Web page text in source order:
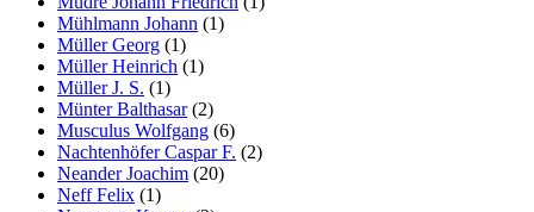
Mühlmann Johann (1)
Müller Georg (1)
Müller Heinrich (1)
Müller J. S. (1)
Münter Balthasar(2)
Musculus Wolfgang (6)
Nachtenhöfer Caspar F. (2)
Neander Joachim (20)
Neff Felix (1)